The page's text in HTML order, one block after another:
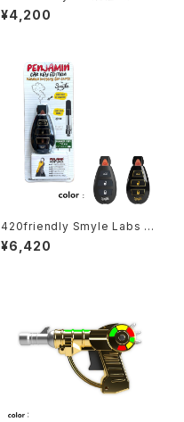
ー Yocan ZIVA PRO|タッチ式
OLED搭載 ステルスバッテリー
¥4,200
420friendly Smyle Labs P
enjamin キー型ベイプバッテリ
ー
¥6,420